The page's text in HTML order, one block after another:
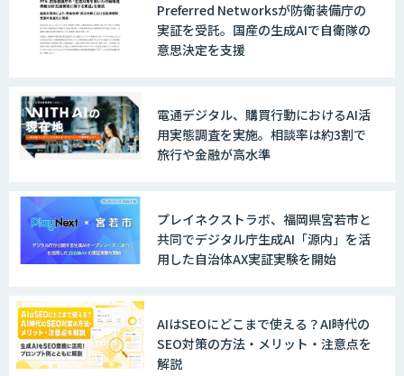
JAPAN AI SALES
JAPAN AI MARKETING
ントが自動処理します 『Knowfa（ノウ
ファ）受注AIエージェント』
データ構造化ソリューション「DX-laei」
Preferred Networksが防衛装備庁の
実証を受託。国産の生成AIで自衛隊の
意思決定を支援
電通デジタル、購買行動におけるAI活
用実態調査を実施。相談率は約3割で
旅行や金融が高水準
プレイネクストラボ、福岡県宮若市と
共同でデジタル庁生成AI「源内」を活
用した自治体AX実証実験を開始
AIはSEOにどこまで使える？AI時代の
SEO対策の方法・メリット・注意点を
解説